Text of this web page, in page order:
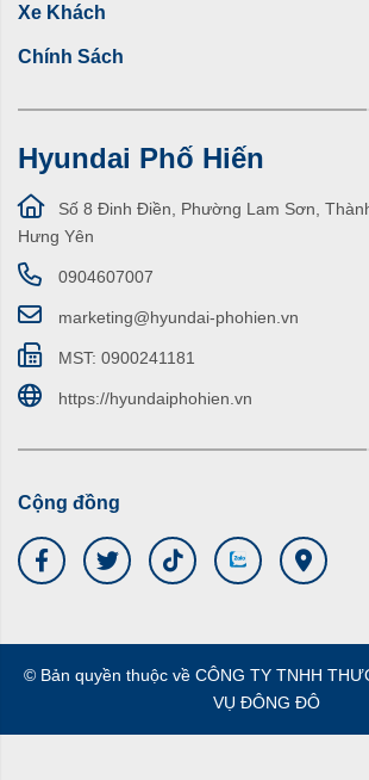
Xe Khách
Chính Sách
Hyundai Phố Hiến
Số 8 Đinh Điền, Phường Lam Sơn,
Hưng Yên
0904607007
marketing@hyundai-phohien.vn
MST: 0900241181
https://hyundaiphohien.vn
Cộng đồng
© Bản quyền thuộc về CÔNG TY TNHH
VỤ ĐÔNG ĐÔ